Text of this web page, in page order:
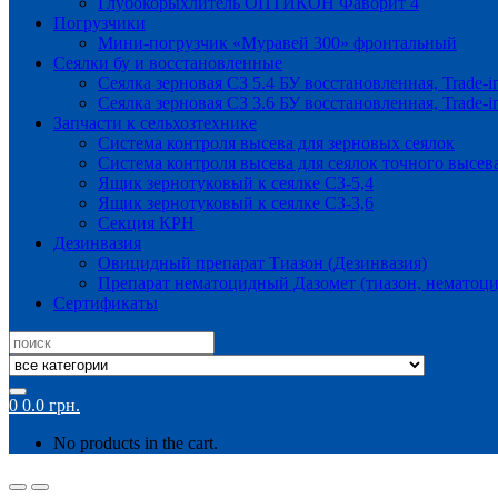
Погрузчики
Мини-погрузчик «Муравей 300» фронтальный
Сеялки бу и восстановленные
Сеялка зерновая СЗ 5.4 БУ восстановленная, Trade-
Сеялка зерновая СЗ 3.6 БУ восстановленная, Trade-
Запчасти к сельхозтехнике
Система контроля высева для зерновых сеялок
Система контроля высева для сеялок точного
Ящик зернотуковый к сеялке СЗ-5,4
Ящик зернотуковый к сеялке СЗ-3,6
Секция КРН
Дезинвазия
Овицидный препарат Тиазон (Дезинвазия)
Препарат нематоцидный Дазомет (тиазон,
Сертификаты
Search
for:
0 0.0 грн.
No products in the cart.